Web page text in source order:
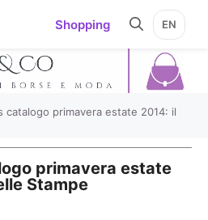
Shopping EN
catalogo primavera estate 2014: il
primavera estate
Stampe